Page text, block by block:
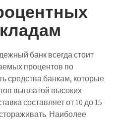
банк всегда стоит
процентов по
средства банкам, которые
выплатой высоких
составляет от 10 до 15
Наиболее